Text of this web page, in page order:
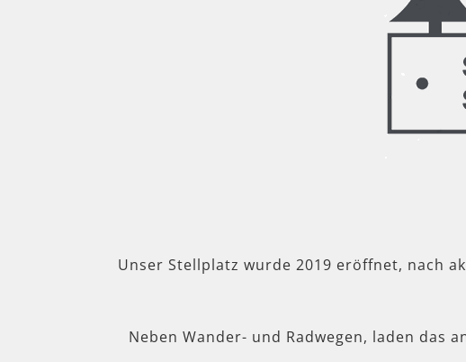
Unser Stellplatz wurde 2019 eröffnet, nach
Neben Wander- und Radwegen, laden das